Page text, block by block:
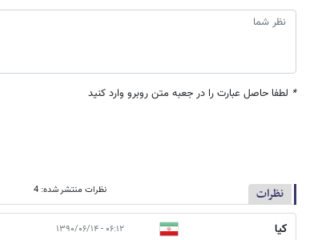
* لطفا حاصل عبارت را در جعبه متن روبرو وارد کنید
نظرات نظرات منتشر شده: 4
کیا ۰۶:۱۲ - ۱۳۹۰/۰۶/۱۴